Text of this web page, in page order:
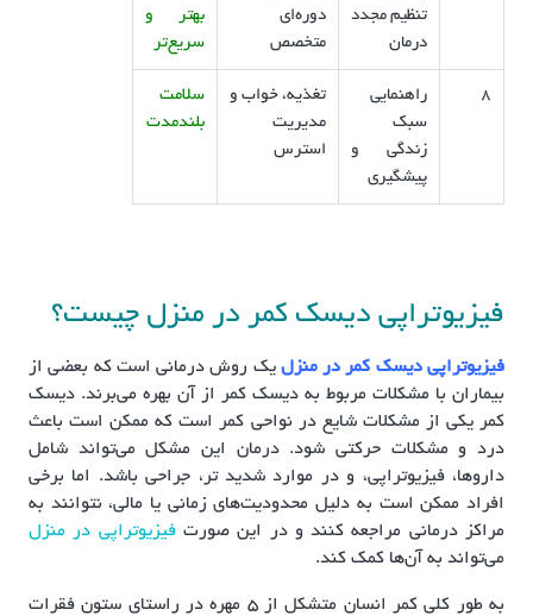
تنظیم مجدد
درمان
دوره‌ای
متخصص
بهتر و
سریع‌تر
8
راهنمایی
سبک
زندگی و
پیشگیری
تغذیه، خواب و
مدیریت
استرس
سلامت
بلندمدت
فیزیوتراپی دیسک کمر در منزل چیست؟
فیزیوتراپی دیسک کمر در منزل یک روش درمانی است که بعضی از
بیماران با مشکلات مربوط به دیسک کمر از آن بهره می‌برند. دیسک
کمر یکی از مشکلات شایع در نواحی کمر است که ممکن است باعث
درد و مشکلات حرکتی شود. درمان این مشکل می‌تواند شامل
داروها، فیزیوتراپی، و در موارد شدید تر، جراحی باشد. اما برخی
افراد ممکن است به دلیل محدودیت‌های زمانی یا مالی، نتوانند به
مراکز درمانی مراجعه کنند و در این صورتفیزیوتراپی در منزل
می‌تواند به آن‌ها کمک کند.
به طور کلی کمر انسان متشکل از 5 مهره در راستای ستون فقرات